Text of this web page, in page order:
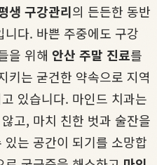
생 구강관리의 든든한 동반
다. 바쁜 주중에도 구강
을 위해 안산 주말 진료를
키는 굳건한 약속으로 지역
있습니다. 마인드 치과는
고, 마치 친한 벗과 술잔을
는 공간이 되기를 소망합